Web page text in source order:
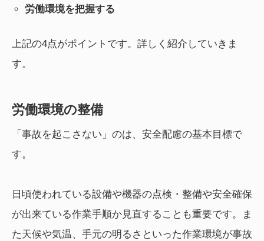
労働環境を把握する
上記の4点がポイントです。詳しく紹介していきま
す。
労働環境の整備
「事故を起こさない」のは、安全配慮の基本目標で
す。
日頃使われている設備や機器の点検・整備や安全確保
が出来ている作業手順か見直することも重要です。ま
た天候や気温、手元の明るさといった作業環境が事故